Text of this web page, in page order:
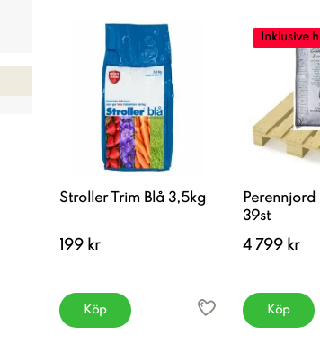
Stroller Trim Blå 3,5kg
199 kr
Köp
Inklusive
39st
4 799 kr
Köp